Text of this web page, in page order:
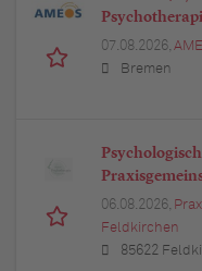
07.08.2026,
Bremen
06.08.2026,
Feldkirchen
85622